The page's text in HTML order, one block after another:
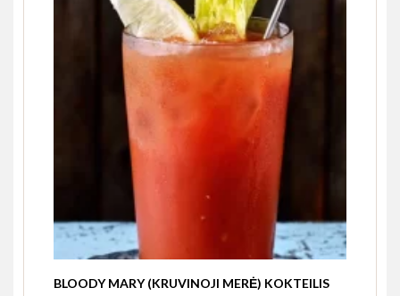
BLOODY MARY (KRUVINOJI MERĖ) KOKTEILIS